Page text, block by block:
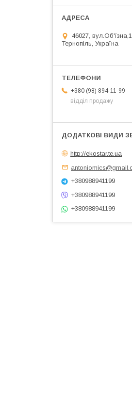
46027,
Тернопіль, Україна
+380 (98) 894-11-99
відділ продажу
http://ekostar.te.ua
+380988941199
+380988941199
+380988941199